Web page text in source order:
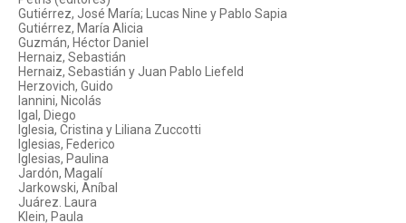
Gutiérrez, José María; Lucas Nine y Pablo Sapia
Gutiérrez, María Alicia
Guzmán, Héctor Daniel
Hernaiz, Sebastián
Hernaiz, Sebastián y Juan Pablo Liefeld
Herzovich, Guido
Iannini, Nicolás
Igal, Diego
Iglesia, Cristina y Liliana Zuccotti
Iglesias, Federico
Iglesias, Paulina
Jardón, Magalí
Jarkowski, Aníbal
Juárez. Laura
Klein, Paula